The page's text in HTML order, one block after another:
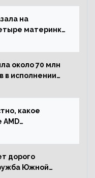
на
материнки
Taichi
около 70 млн
в исполнении
какое
7000 до 5.5
дорого
Южной